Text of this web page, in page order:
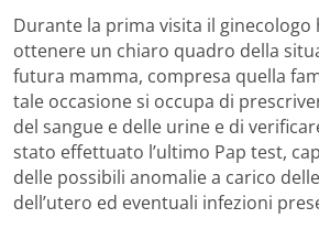
Durante la prima visita il ginecologo
ottenere un chiaro quadro della
futura mamma, compresa quella
tale occasione si occupa di
del sangue e delle urine e di
stato effettuato l’ultimo Pap test,
delle possibili anomalie a carico
dell’utero ed eventuali infezioni